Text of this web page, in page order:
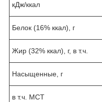
кДж/ккал
Белок (16% ккал), г
Жир (32% ккал), г, в т.ч.
Насыщенные, г
в т.ч. МСТ